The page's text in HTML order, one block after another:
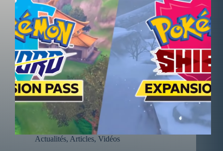
Actualités, Articles, Vidéos